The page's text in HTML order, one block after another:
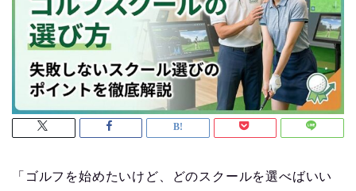
「ゴルフを始めたいけど、どのスクールを選べばいい